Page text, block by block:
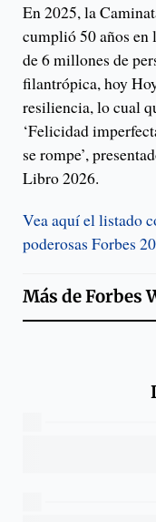
En 2025, la
cumplió 50 años en
de 6 millones de
filantrópica, hoy
resiliencia, lo cual
‘Felicidad
se rompe’,
Libro 2026.
Vea aquí el listado
poderosas Forbes
Más deForbes